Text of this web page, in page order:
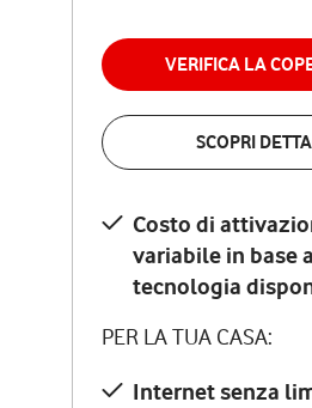
VERIFICA LA
SCOPRI
Costo di
variabile in base
tecnologia
PER LA TUA CASA:
Internet senza
VERIFICA
Costo di
variabile in
tecnologia
PER LA TUA CASA:
Internet
la